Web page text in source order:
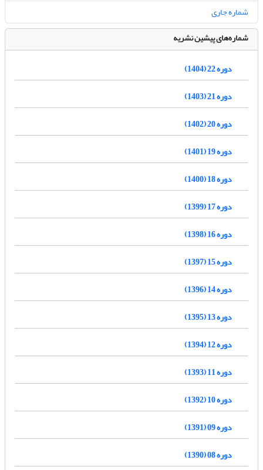
شماره جاری
شماره‌های پیشین نشریه
دوره 22 (1404)
دوره 21 (1403)
دوره 20 (1402)
دوره 19 (1401)
دوره 18 (1400)
دوره 17 (1399)
دوره 16 (1398)
دوره 15 (1397)
دوره 14 (1396)
دوره 13 (1395)
دوره 12 (1394)
دوره 11 (1393)
دوره 10 (1392)
دوره 09 (1391)
دوره 08 (1390)